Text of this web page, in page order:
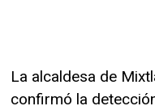
La alcaldesa de
confirmó la